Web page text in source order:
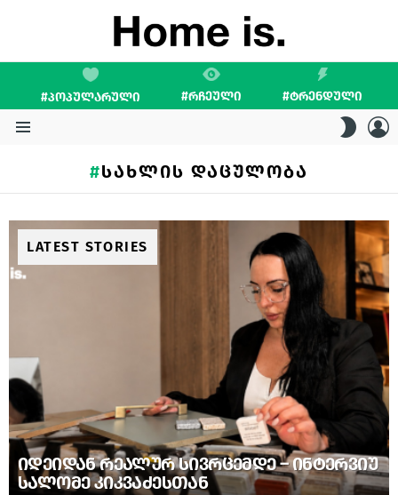
#ᲞᲝᲞᲣᲚᲐᲠᲣᲚᲘ #ᲠᲩᲔᲣᲚᲘ #ᲢᲠᲔᲜᲓᲣᲚᲘ
SKIN
ᲡᲐᲮᲚᲘᲡ ᲓᲐᲪᲣᲚᲝᲑᲐ
LATEST STORIES
ᲘᲓᲔᲘᲓᲐᲜ ᲠᲔᲐᲚᲣᲠ ᲡᲘᲕᲠᲪᲔᲛᲓᲔ – ᲘᲜᲢᲔᲠᲕᲘᲣ
ᲡᲐᲚᲝᲛᲔ ᲙᲘᲙᲕᲐᲫᲔᲡᲗᲐᲜ